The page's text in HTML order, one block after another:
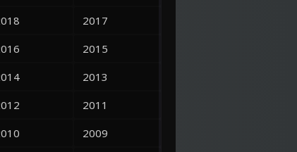
2017
2015
2013
2011
2009